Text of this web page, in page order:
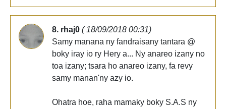
8. rhaj0 ( 18/09/2018 00:31)
Samy manana ny fandraisany tantara @
boky iray io ry Hery a... Ny anareo izany no
toa izany; tsara ho anareo izany, fa revy
samy manan'ny azy io.
Ohatra hoe, raha mamaky boky S.A.S ny